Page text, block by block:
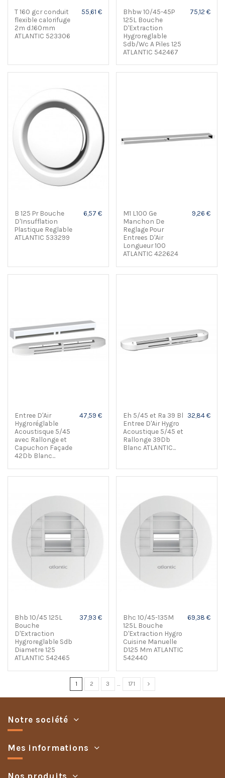
T 160 gcr conduit
flexible calorifuge
2m d.160mm
ATLANTIC 523306
55,61 €
Bhbw 10/45-45P
125L Bouche
D'Extraction
Hygroreglable
Sdb/Wc A Piles 125
ATLANTIC 542467
75,12 €
B 125 Pr Bouche
D'Insufflation
Plastique Reglable
ATLANTIC 533299
6,57 €
M1 L100 Ge
Manchon De
Reglage Pour
Entrees D'Air
Longueur 100
ATLANTIC 422624
9,26 €
Entree D'Air
Hygroréglable
Acoustisque 5/45
avec Rallonge et
Capuchon Façade
42Db Blanc...
47,59 €
Eh 5/45 et Ra 39 Bl
Entree D'Air Hygro
Acoustique 5/45 et
Rallonge 39Db
Blanc ATLANTIC...
32,84 €
Bhb 10/45 125L
Bouche
D'Extraction
Hygroreglable Sdb
Diametre 125
ATLANTIC 542465
37,93 €
Bhc 10/45-135M
125L Bouche
D'Extraction Hygro
Cuisine Manuelle
D125 Mm ATLANTIC
542440
69,38 €
1 2 3 … 171
Notre société
Mes informations